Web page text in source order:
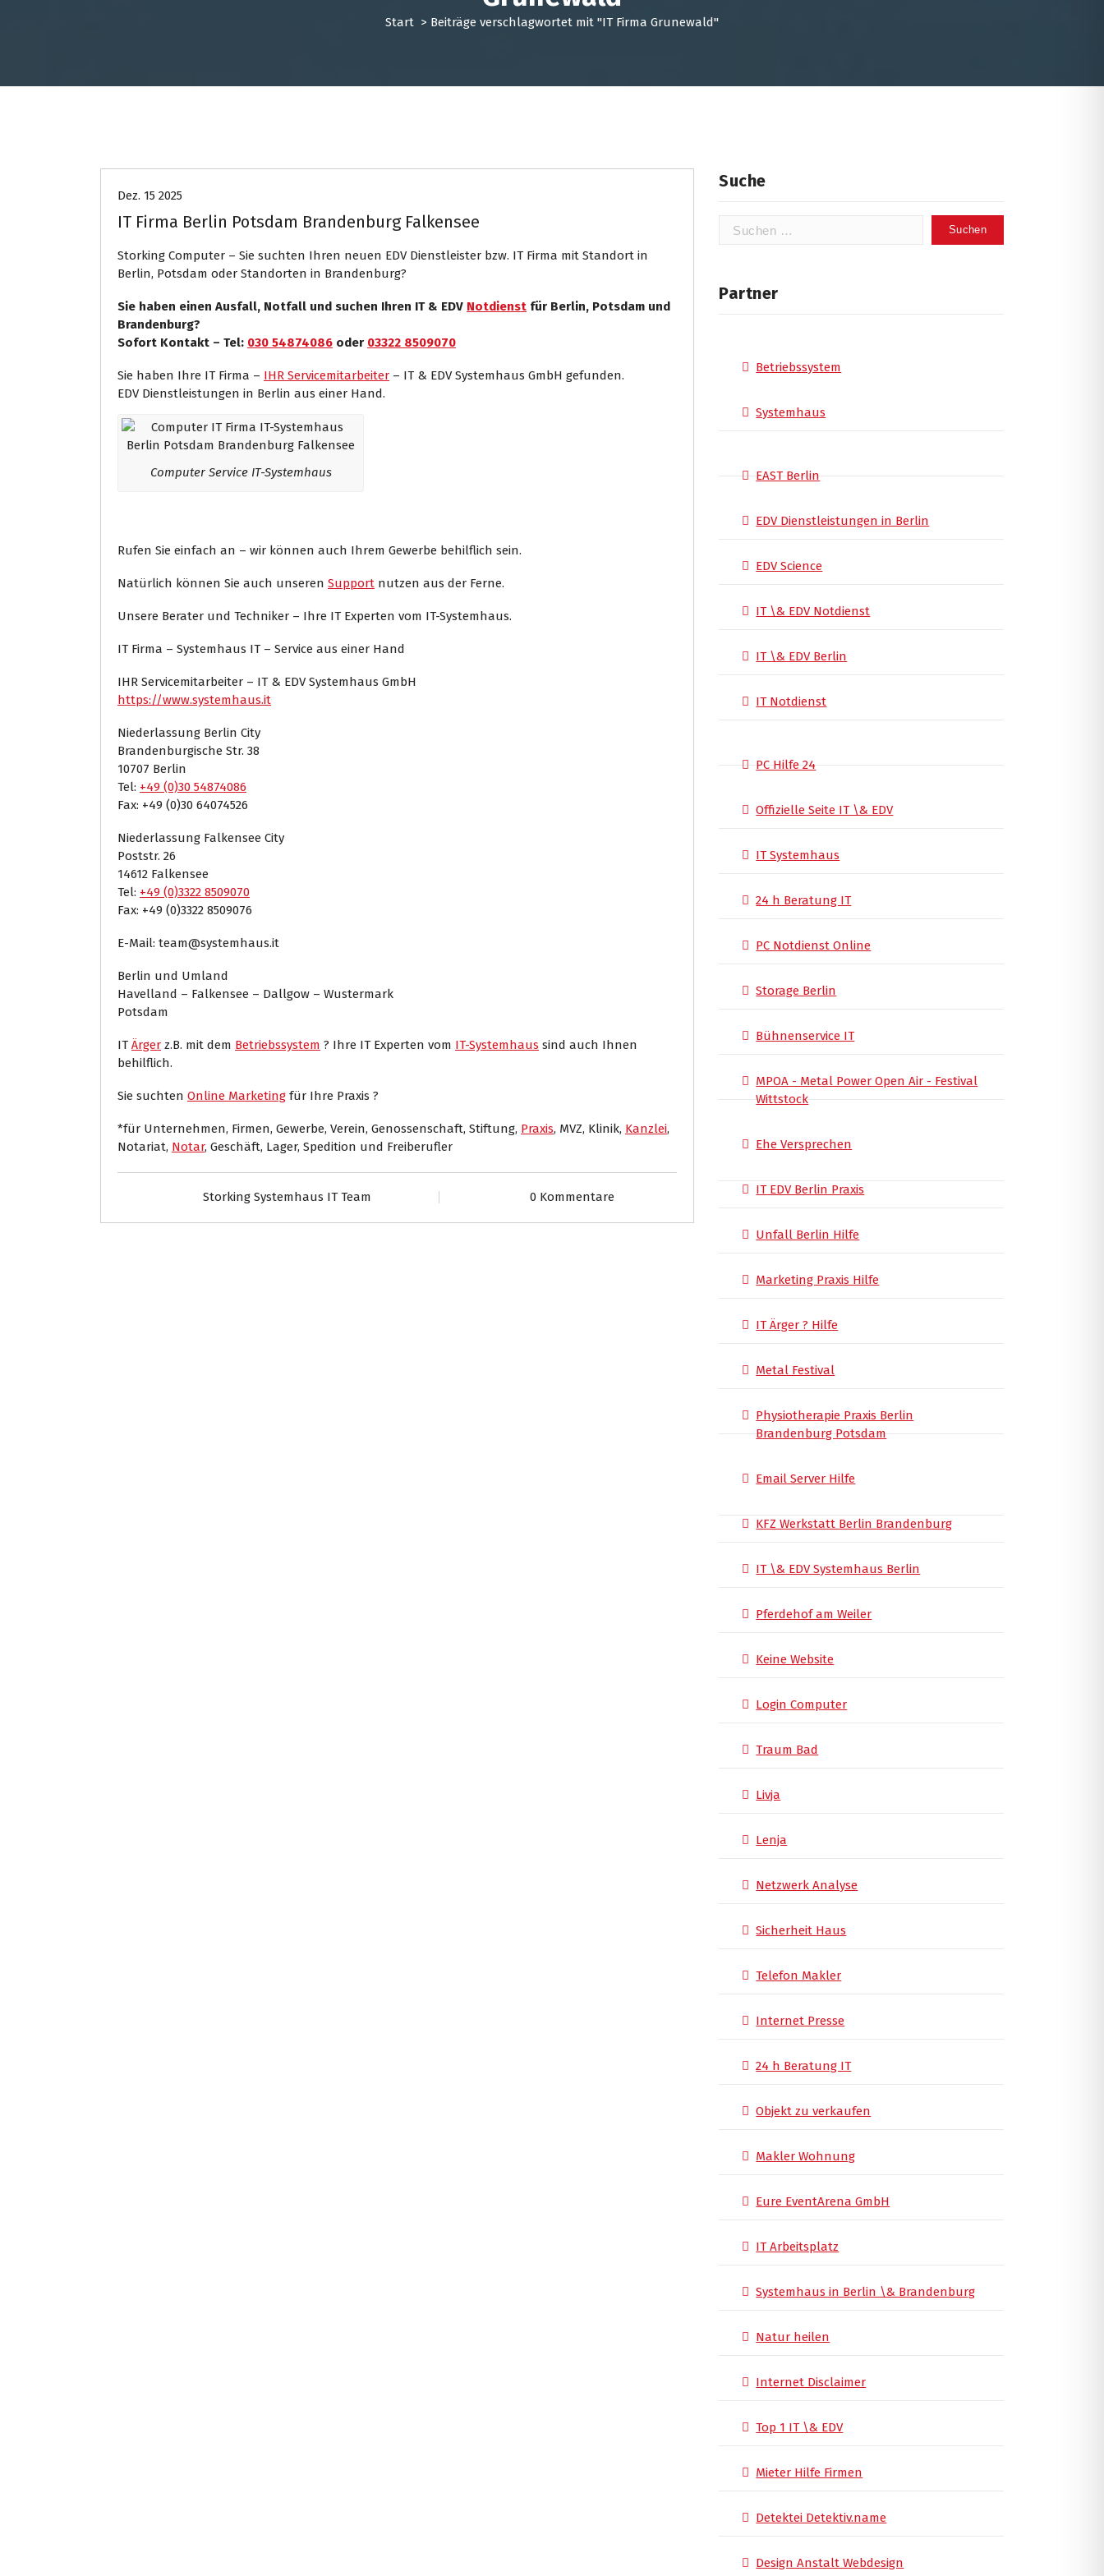
Start > Beiträge verschlagwortet mit "IT Firma Grunewald"
Dez. 15 2025
IT Firma Berlin Potsdam Brandenburg Falkensee
Storking Computer – Sie suchten Ihren neuen EDV Dienstleister bzw. IT Firma mit Standort in
Berlin, Potsdam oder Standorten in Brandenburg?
Sie haben einen Ausfall, Notfall und suchen Ihren IT & EDV Notdienst für Berlin, Potsdam und
Brandenburg?
Sofort Kontakt – Tel: 030 54874086 oder 03322 8509070
Sie haben Ihre IT Firma – IHR Servicemitarbeiter – IT & EDV Systemhaus GmbH gefunden.
EDV Dienstleistungen in Berlin aus einer Hand.
Computer Service IT-Systemhaus
Rufen Sie einfach an – wir können auch Ihrem Gewerbe behilflich sein.
Natürlich können Sie auch unseren Support nutzen aus der Ferne.
Unsere Berater und Techniker – Ihre IT Experten vom IT-Systemhaus.
IT Firma – Systemhaus IT – Service aus einer Hand
IHR Servicemitarbeiter – IT & EDV Systemhaus GmbH
https://www.systemhaus.it
Niederlassung Berlin City
Brandenburgische Str. 38
10707 Berlin
Tel: +49 (0)30 54874086
Fax: +49 (0)30 64074526
Niederlassung Falkensee City
Poststr. 26
14612 Falkensee
Tel: +49 (0)3322 8509070
Fax: +49 (0)3322 8509076
E-Mail: team@systemhaus.it
Berlin und Umland
Havelland – Falkensee – Dallgow – Wustermark
Potsdam
IT Ärger z.B. mit dem Betriebssystem ? Ihre IT Experten vom IT-Systemhaus sind auch Ihnen
behilflich.
Sie suchten Online Marketing für Ihre Praxis ?
*für Unternehmen, Firmen, Gewerbe, Verein, Genossenschaft, Stiftung, Praxis, MVZ, Klinik, Kanzlei,
Notariat, Notar, Geschäft, Lager, Spedition und Freiberufler
Storking Systemhaus IT Team 0 Kommentare
Suche
Suchen
Partner
Betriebssystem
Systemhaus
EAST Berlin
EDV Dienstleistungen in Berlin
EDV Science
IT \& EDV Notdienst
IT \& EDV Berlin
IT Notdienst
PC Hilfe 24
Offizielle Seite IT \& EDV
IT Systemhaus
24 h Beratung IT
PC Notdienst Online
Storage Berlin
Bühnenservice IT
MPOA - Metal Power Open Air - Festival
Wittstock
Ehe Versprechen
IT EDV Berlin Praxis
Unfall Berlin Hilfe
Marketing Praxis Hilfe
IT Ärger ? Hilfe
Metal Festival
Physiotherapie Praxis Berlin
Brandenburg Potsdam
Email Server Hilfe
KFZ Werkstatt Berlin Brandenburg
IT \& EDV Systemhaus Berlin
Pferdehof am Weiler
Keine Website
Login Computer
Traum Bad
Livja
Lenja
Netzwerk Analyse
Sicherheit Haus
Telefon Makler
Internet Presse
24 h Beratung IT
Objekt zu verkaufen
Makler Wohnung
Eure EventArena GmbH
IT Arbeitsplatz
Systemhaus in Berlin \& Brandenburg
Natur heilen
Internet Disclaimer
Top 1 IT \& EDV
Mieter Hilfe Firmen
Detektei Detektiv.name
Design Anstalt Webdesign